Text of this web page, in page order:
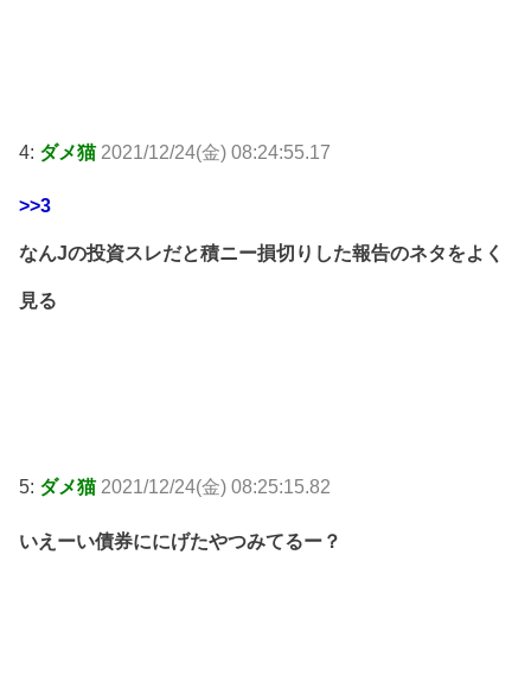
4: ダメ猫 2021/12/24(金) 08:24:55.17
>>3
なんJの投資スレだと積ニー損切りした報告のネタをよく
見る
5: ダメ猫 2021/12/24(金) 08:25:15.82
いえーい債券ににげたやつみてるー？